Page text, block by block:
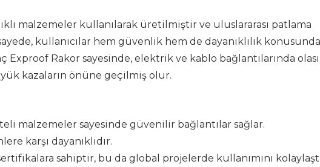
malzemeler kullanılarak üretilmiştir ve uluslararası patlama
kullanıcılar hem güvenlik hem de dayanıklılık
Exproof Rakor sayesinde, elektrik ve kablo bağlantılarında
kazaların önüne geçilmiş olur.
malzemeler sayesinde güvenilir bağlantılar sağlar.
karşı dayanıklıdır.
sahiptir, bu da global projelerde kullanımını